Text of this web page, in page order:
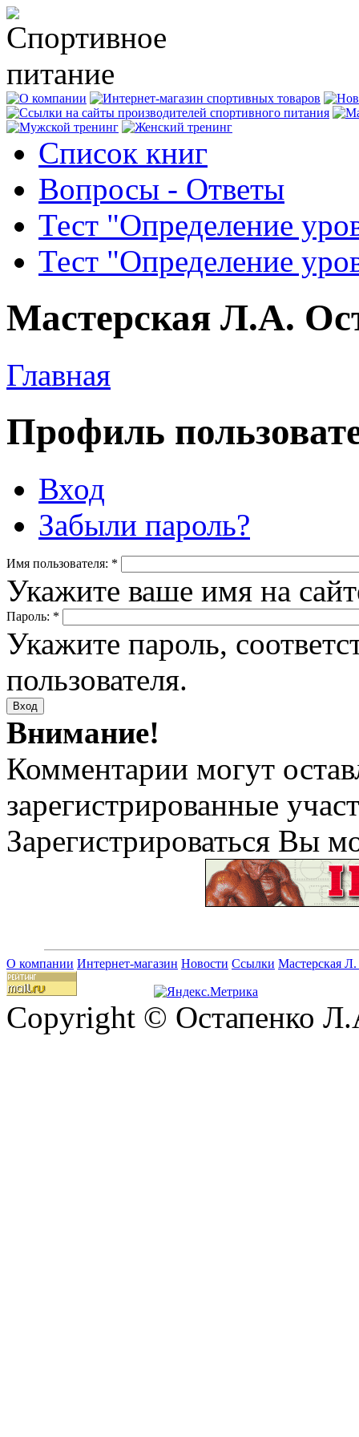
Список книг
Вопросы - Ответы
Тест "Определение
Тест "Определение
Мастерская Л.А.
Главная
Профиль
Вход
Забыли пароль?
Имя пользователя: *
Укажите ваше имя на
Пароль: *
Укажите пароль,
пользователя.
Внимание!
Комментарии могут
зарегистрированные
Зарегистрироваться Вы
О компании Интернет-магазин Новости Ссылки Мастерская
Copyright © Остапенко